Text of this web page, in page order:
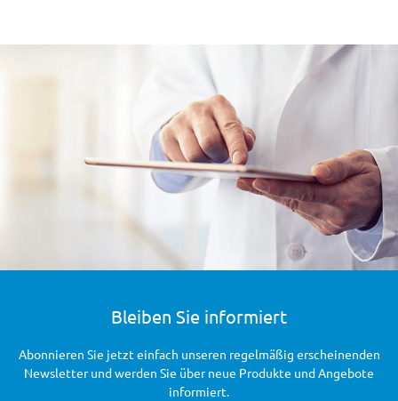
Bleiben Sie informiert
Abonnieren Sie jetzt einfach unseren regelmäßig erscheinenden
Newsletter und werden Sie über neue Produkte und Angebote
informiert.